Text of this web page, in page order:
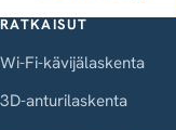
RATKAISUT
Wi-Fi-kävijälaskenta
3D-anturilaskenta